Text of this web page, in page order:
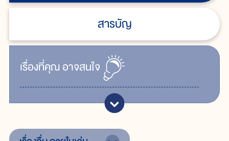
สารบัญ
เรื่ิองที่คุณอาจสนใจ